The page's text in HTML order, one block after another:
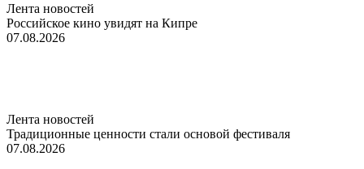
Лента новостей
Российское кино увидят на Кипре
07.08.2026
Лента новостей
Традиционные ценности стали основой фестиваля
07.08.2026